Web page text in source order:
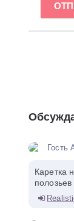
Гость
Каретка